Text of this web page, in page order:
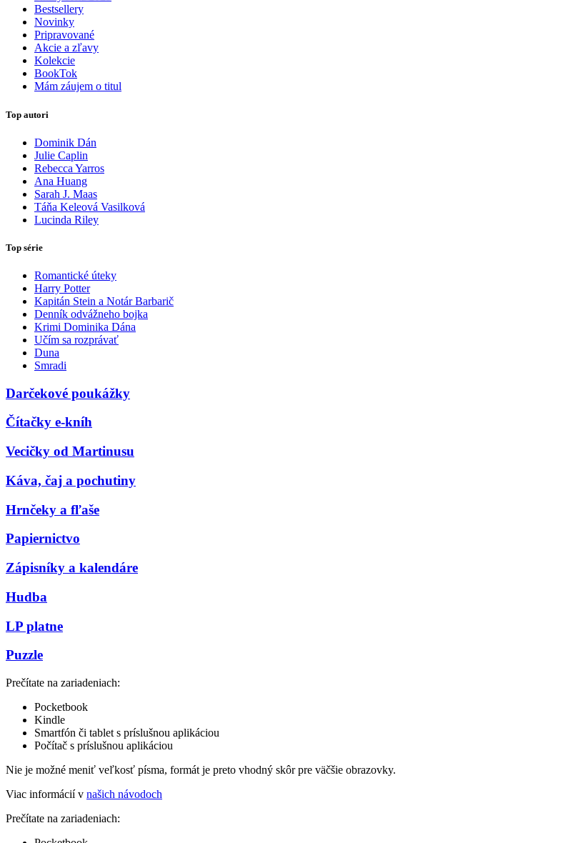
Bestsellery
Novinky
Pripravované
Akcie a zľavy
Kolekcie
BookTok
Mám záujem o titul
Top autori
Dominik Dán
Julie Caplin
Rebecca Yarros
Ana Huang
Sarah J. Maas
Táňa Keleová Vasilková
Lucinda Riley
Top série
Romantické úteky
Harry Potter
Kapitán Stein a Notár Barbarič
Denník odvážneho bojka
Krimi Dominika Dána
Učím sa rozprávať
Duna
Smradi
Darčekové poukážky
Čítačky e-kníh
Vecičky od Martinusu
Káva, čaj a pochutiny
Hrnčeky a fľaše
Papiernictvo
Zápisníky a kalendáre
Hudba
LP platne
Puzzle
Prečítate na zariadeniach:
Pocketbook
Kindle
Smartfón či tablet s príslušnou aplikáciou
Počítač s príslušnou aplikáciou
Nie je možné meniť veľkosť písma, formát je preto vhodný skôr pre väčšie obrazovky.
Viac informácií v našich návodoch
Prečítate na zariadeniach: